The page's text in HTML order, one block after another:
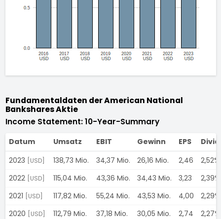
Fundamentaldaten der American National
Bankshares Aktie
Income Statement: 10-Year-Summary
Datum Umsatz EBIT Gewinn EPS
2023
[USD] 138,73 Mio. 34,37 Mio. 26,16 Mio. 2,46
2,52%
2022
[USD] 115,04 Mio. 43,36 Mio. 34,43 Mio. 3,23
2,39%
2021
[USD] 117,82 Mio. 55,24 Mio. 43,53 Mio. 4,00
2,29%
2020
[USD] 112,79 Mio. 37,18 Mio. 30,05 Mio. 2,74
2,27%